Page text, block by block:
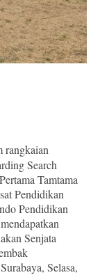
rangkaian
Search
Tamtama
Pendidikan
Pendidikan
Senjata
Selasa,